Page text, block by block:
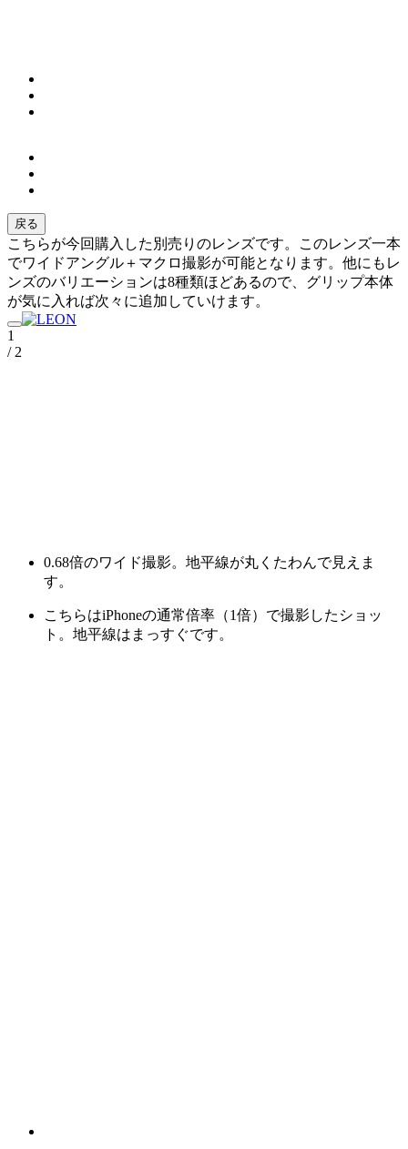
戻る
こちらが今回購入した別売りのレンズです。このレンズ一本
でワイドアングル＋マクロ撮影が可能となります。他にもレ
ンズのバリエーションは8種類ほどあるので、グリップ本体
が気に入れば次々に追加していけます。
1
/ 2
0.68倍のワイド撮影。地平線が丸くたわんで見えま
す。
こちらはiPhoneの通常倍率（1倍）で撮影したショッ
ト。地平線はまっすぐです。